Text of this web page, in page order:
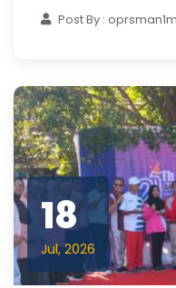
Post By :
18
Jul, 2026